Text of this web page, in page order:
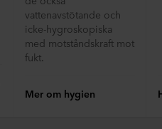
vattenavstötande och
icke-hygroskopiska
med motståndskraft mot
fukt.
Mer om hygien